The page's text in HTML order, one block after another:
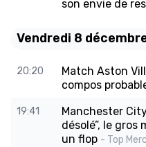
son envie de
Vendredi 8
20:20
Match Aston
compos
19:41
Manchester
désolé”, le gros
un flop - Top